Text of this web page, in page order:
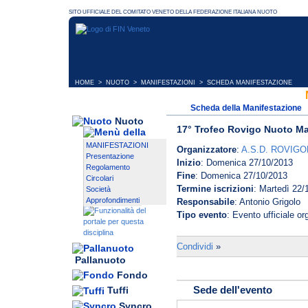
HOME > NUOTO > MANIFESTAZIONI > SCHEDA MANIFESTAZIONE
Nuoto
MANIFESTAZIONI
Presentazione
Regolamento
Circolari
Società
Approfondimenti
Pallanuoto
Fondo
Tuffi
Scheda della Manifestazione
17° Trofeo Rovigo Nuoto
Organizzatore: A.S.D.
Inizio: Domenica 27/10/2013
Fine: Domenica 27/10/2013
Termine iscrizioni: Martedì 22/
Responsabile: Antonio Grigolo
Tipo evento: Evento ufficiale
Condividi »
Sede dell'evento
IBAN IT 26 T 08986 12201
• Non saranno accettati
•La tassa gara è dovuta
staffetta in campo gara.
• La chiusura delle iscrizioni
data indicata. La chiusura
del comitato organizzatore al
atleti ammissibile per ogni
massima dell’impianto e della
• Le iscrizioni possono
scadenza dei termini stabiliti
• I tempi di iscrizione devono
atleta per permettere la
insindacabile giudizio
• Le Società già registrate